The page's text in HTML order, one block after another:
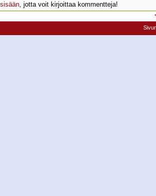
, jotta voit kirjoittaa kommentteja!